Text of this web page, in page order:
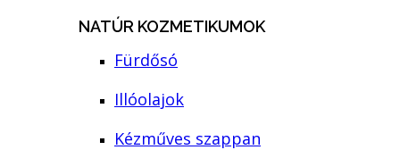
NATÚR KOZMETIKUMOK
Fürdősó
Illóolajok
Kézműves szappan